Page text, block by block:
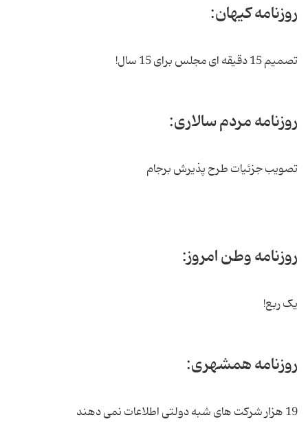
روزنامه کیهان:
تصمیم 15 دقیقه ای مجلس برای 15 سال!
روزنامه مردم سالاری:
تصویب جزئیات طرح پذیرش برجام
روزنامه وطن امروز:
یک ربع!
روزنامه همشهری:
19 هزار شرکت های شبه دولتی اطلاعات نمی دهند